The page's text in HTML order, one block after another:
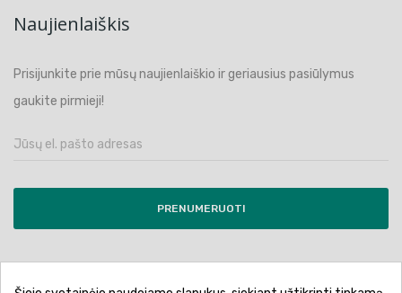
Naujienlaiškis
Prisijunkite prie mūsų naujienlaiškio ir geriausius pasiūlymus
gaukite pirmieji!
PRENUMERUOTI